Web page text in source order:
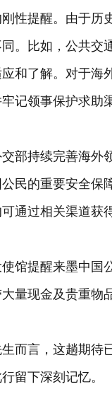
性提醒。由于历
。比如，公共交
和了解。对于海
记领事保护求助
部持续完善海外
公民的重要安全
通过相关渠道获
馆提醒来墨中国
量现金及贵重物
而言，这趟期待
留下深刻记忆。